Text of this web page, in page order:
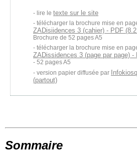
lire le texte sur le site
télécharger la brochure mise en
ZADisiidences 3 (cahier) - PDF
Brochure de 52 pages A5
télécharger la brochure mise en
ZADissidences 3 (page par page) -
- 52 pages A5
version papier diffusée par
(partout)
Sommaire